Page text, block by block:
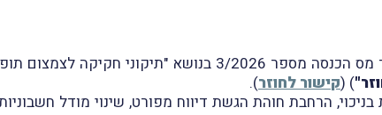
בהמשך לכך, נבקש לעדכנכם, כי ביום 9.2.2026 פרסמה רשות המיסים את חוזר מס הכנסה מספר 3/
) (קישור לחוזר).
הרחבת חוהת הגשת דיווח מפורט, שינוי מודל